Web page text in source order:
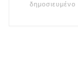
δημοσιευμένο